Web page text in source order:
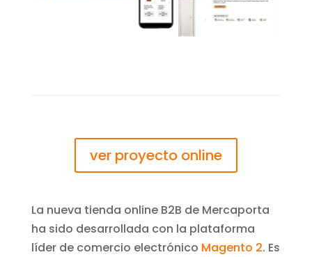
ver proyecto online
La nueva tienda online B2B de Mercaporta
ha sido desarrollada con la plataforma
líder de comercio electrónico Magento 2. Es